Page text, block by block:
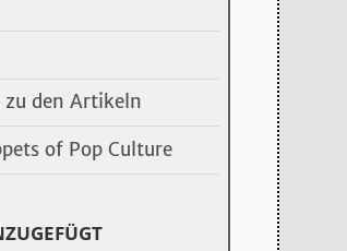
zu den Artikeln
of Pop Culture